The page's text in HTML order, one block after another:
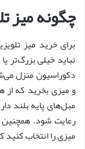
چگونه میز
برای خرید میز
نباید خیلی بزرگ‌تر
دکوراسیون منزل
و میزی بخرید که از
مبل‌های پایه بلند
رعایت شود. همچنین
میزی را انتخاب